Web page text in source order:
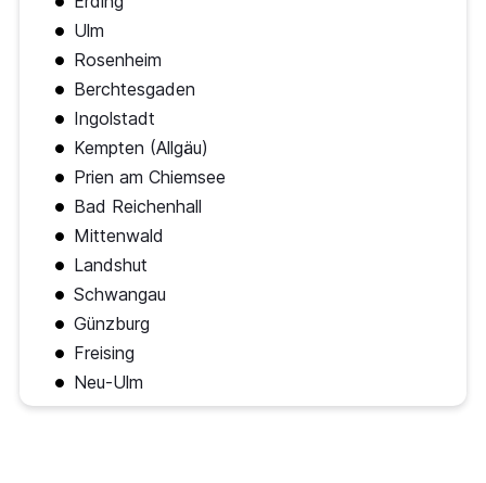
Ulm
Rosenheim
Berchtesgaden
Ingolstadt
Kempten (Allgäu)
Prien am Chiemsee
Bad Reichenhall
Mittenwald
Landshut
Schwangau
Günzburg
Freising
Neu-Ulm